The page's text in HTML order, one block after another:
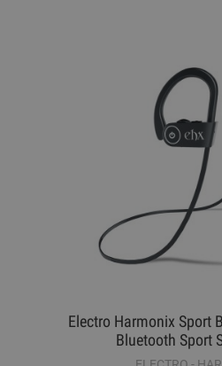
Electro Harmonix Sport
Bluetooth Sport